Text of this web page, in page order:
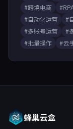
#跨境电商
#自动化运营
#
#多账号运营
#
#批量操作
#云
蜂巢云盒